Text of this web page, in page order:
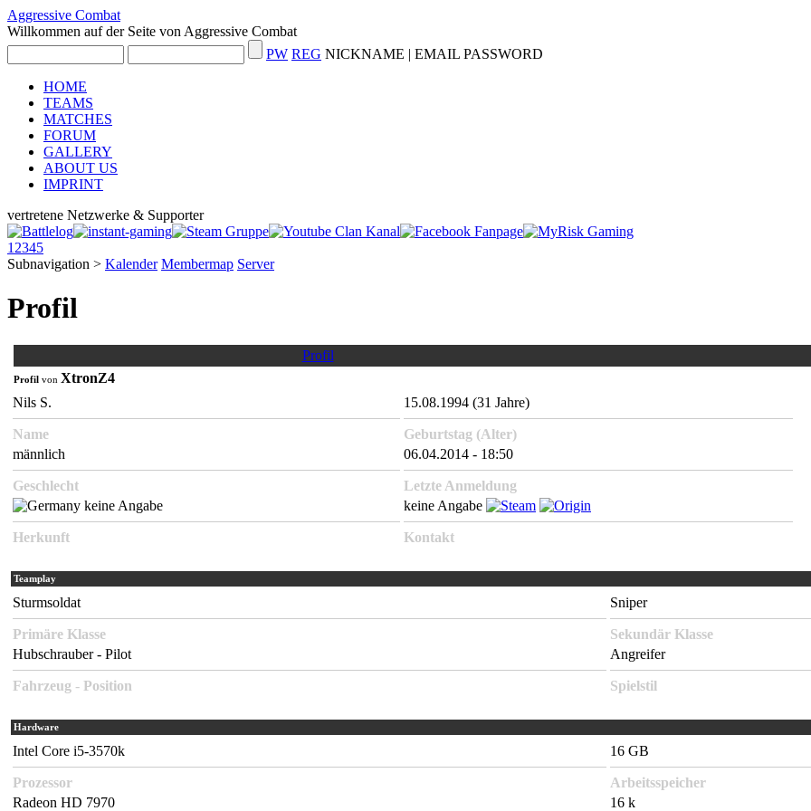
Aggressive Combat
Willkommen auf der Seite von Aggressive Combat
PW REG NICKNAME | EMAIL PASSWORD
HOME
TEAMS
MATCHES
FORUM
GALLERY
ABOUT US
IMPRINT
vertretene Netzwerke & Supporter
1 2345
Subnavigation > Kalender Membermap Server
Profil
Profil
Profil von XtronZ4
Nils S.
Name
15.08.1994 (31 Jahre)
Geburtstag (Alter)
männlich
Geschlecht
06.04.2014 - 18:50
Letzte Anmeldung
keine Angabe
Herkunft
keine Angabe
Kontakt
Teamplay
Sturmsoldat
Primäre Klasse
Sniper
Sekundär Klasse
Hubschrauber - Pilot
Fahrzeug - Position
Angreifer
Spielstil
Hardware
Intel Core i5-3570k
Prozessor
16 GB
Arbeitsspeicher
Radeon HD 7970
16 k